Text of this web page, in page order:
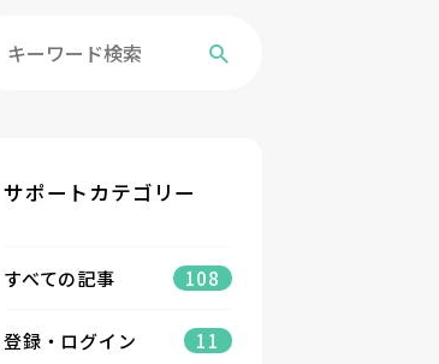
サポートカテゴリー
すべての記事 108
登録・ログイン 11